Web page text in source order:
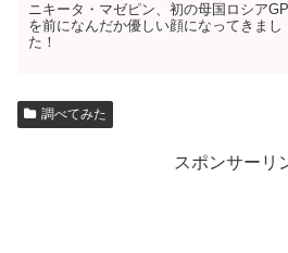
ニキータ・マゼピン、初の母国ロシアGP
を前になんだか優しい顔になってきまし
た！
調べてみた
スポンサーリ